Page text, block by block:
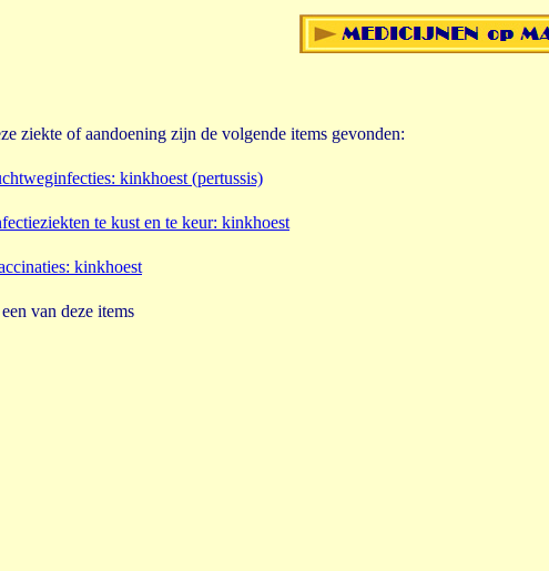
ziekte of aandoening zijn de volgende items gevonden:
: kinkhoest (pertussis)
te kust en te keur: kinkhoest
: kinkhoest
van deze items